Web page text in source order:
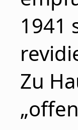
1941
Zu